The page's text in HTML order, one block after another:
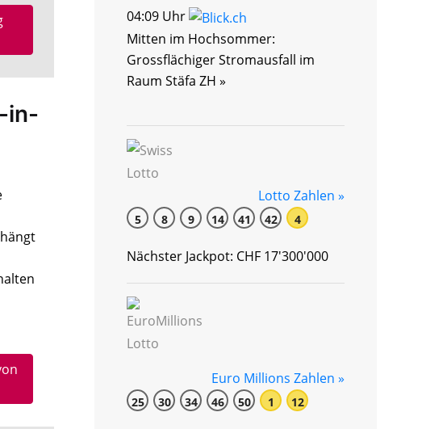
in-
04:09 Uhr
Mitten im Hochsommer:
Grossflächiger Stromausfall im
Raum Stäfa ZH »
Lotto Zahlen »
5 8 9 14 41 42 4
Nächster Jackpot: CHF 17'300'000
Euro Millions Zahlen »
25 30 34 46 50 1 12